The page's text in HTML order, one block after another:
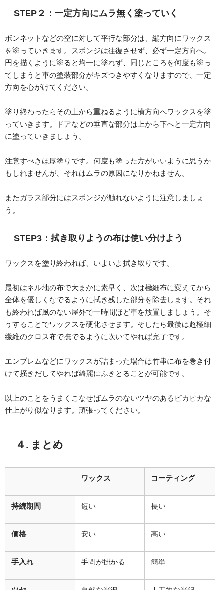
STEP２：一定方向にムラ無く塗っていく
ボンネットなどの空に対して平行な部分は、縦方向にワックス
を塗っていきます。スポンジは往復させず、必ず一定方向へ。
円を描くように塗ると均一に塗れず、同じところを何度も塗っ
てしまうと車の塗装部分がキズつきやすくなりますので、一定
方向を心がけてください。
塗り終わったらその上から重ねるように横方向へワックスを塗
っていきます。ドアなどの垂直な部分は上から下へと一定方向
に塗っていきましょう。
注意すべきは厚塗りです。何度も塗った方がいいように思うか
もしれませんが、それはムラの原因になりかねません。
またガラス部分にはスポンジが触れないように注意しましょ
う。
STEP3：拭き取りようの布は使い分けよう
ワックスを塗り終われば、いよいよ拭き取りです。
最初はネル地の布で大まかに素早く、次は極細布に変えてから
全体を優しくなでるように拭き残した部分を除去します。それ
も終われば風のない屋外で一時間ほど車を放置しましょう。そ
うすることでワックスを硬化させます。そしたら最後は超極細
繊維のクロス布で撫でるように吹いてやれば完了です。
エンブレムなどにワックスが詰まった場合は竹串に布を巻き付
けて掻きだしてやれば綺麗にふきとることが可能です。
以上のことをうまくこなせばムラのないツヤのあるピカピカな
仕上がり似なります。頑張ってください。
４. まとめ
ワックス コーティング
持続期間 短い 長い
価格 安い 高い
手入れ 手間が掛かる 簡単